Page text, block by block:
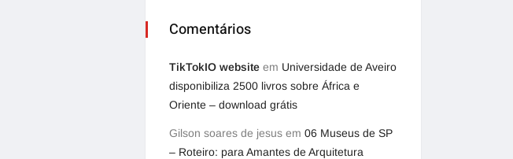
Comentários
TikTokIO website em Universidade de Aveiro
disponibiliza 2500 livros sobre África e
Oriente – download grátis
Gilson soares de jesus em 06 Museus de SP
– Roteiro: para Amantes de Arquitetura